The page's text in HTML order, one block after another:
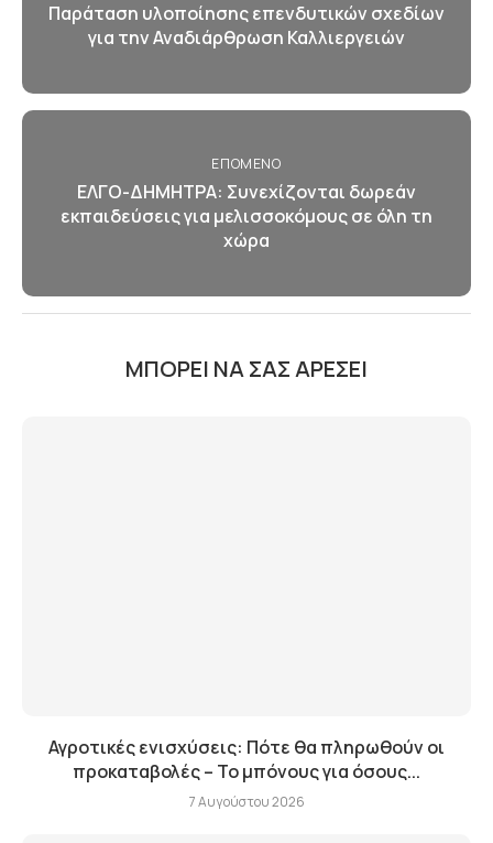
Παράταση υλοποίησης επενδυτικών σχεδίων
για την Αναδιάρθρωση Καλλιεργειών
ΕΠΌΜΕΝΟ
ΕΛΓΟ-ΔΗΜΗΤΡΑ: Συνεχίζονται δωρεάν
εκπαιδεύσεις για μελισσοκόμους σε όλη τη
χώρα
ΜΠΟΡΕΊ ΝΑ ΣΑΣ ΑΡΈΣΕΙ
Αγροτικές ενισχύσεις: Πότε θα πληρωθούν οι
προκαταβολές – Το μπόνους για όσους...
7 Αυγούστου 2026